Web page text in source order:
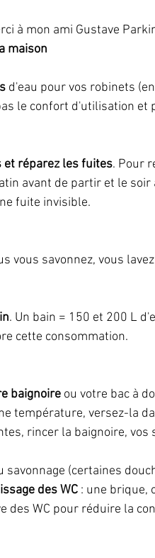
à mon ami Gustave
maison
d'eau pour vos robinets
le confort d'utilisation et
et réparez les fuites. Pour
avant de partir et le
fuite invisible.
vous savonnez, vous
. Un bain = 150 et 200 L
cette consommation.
baignoire ou votre bac à
température, versez-la
rincer la baignoire,
savonnage (certaines
des WC : une brique,
des WC pour réduire la